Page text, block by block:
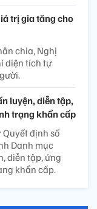
trị gia tăng cho
chia, Nghị
diện tích tự
luyện, diễn tập,
trạng khẩn cấp
định số
Danh mục
diễn tập, ứng
khẩn cấp.